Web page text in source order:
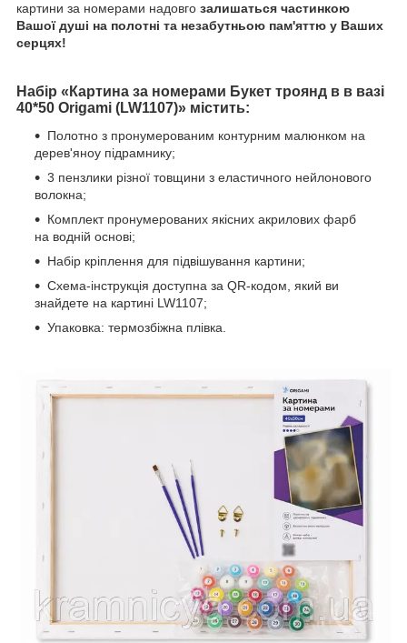
картини за номерами надовго залишаться частинкою
Вашої душі на полотні та незабутньою пам'яттю у Ваших
серцях!
Набір «Картина за номерами Букет троянд в в вазі
40*50 Origami (LW1107)» містить:
Полотно з пронумерованим контурним малюнком на
дерев'яноу підрамнику;
3 пензлики різної товщини з еластичного нейлонового
волокна;
Комплект пронумерованих якісних акрилових фарб
на водній основі;
Набір кріплення для підвішування картини;
Схема-інструкція доступна за QR-кодом, який ви
знайдете на картині LW1107;
Упаковка: термозбіжна плівка.